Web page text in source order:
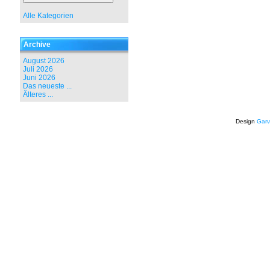
Alle Kategorien
Archive
August 2026
Juli 2026
Juni 2026
Das neueste ...
Älteres ...
Design